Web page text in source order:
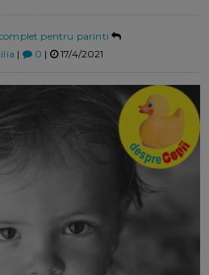
pentru parinti
| 0 | 17/4/2021